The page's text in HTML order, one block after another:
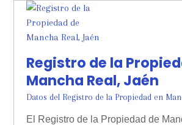
Registro de la
Mancha Real, Jaén
Datos del Registro de la Propiedad en
El Registro de la Propiedad de